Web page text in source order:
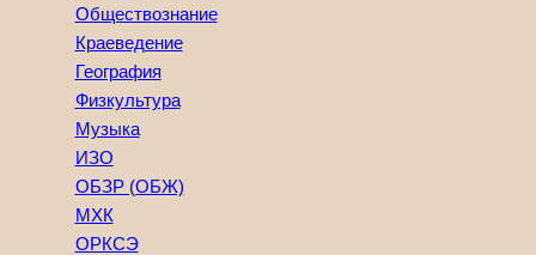
Обществознание
Краеведение
География
Физкультура
Музыка
ИЗО
ОБЗР (ОБЖ)
МХК
ОРКСЭ